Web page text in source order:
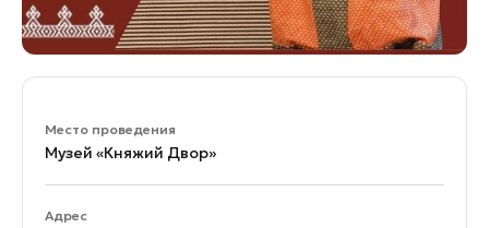
Место проведения
Музей «Княжий Двор»
Адрес